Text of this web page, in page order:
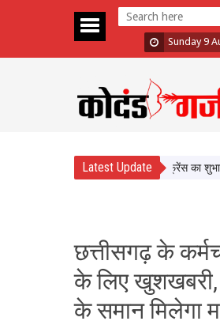
Sunday 9
Latest Update
पर होगा मंथन, West Zone कॉन्फ्रेंस का शुभारंभ
छत्तीसगढ़ के
के लिए
के समान मिलेगा